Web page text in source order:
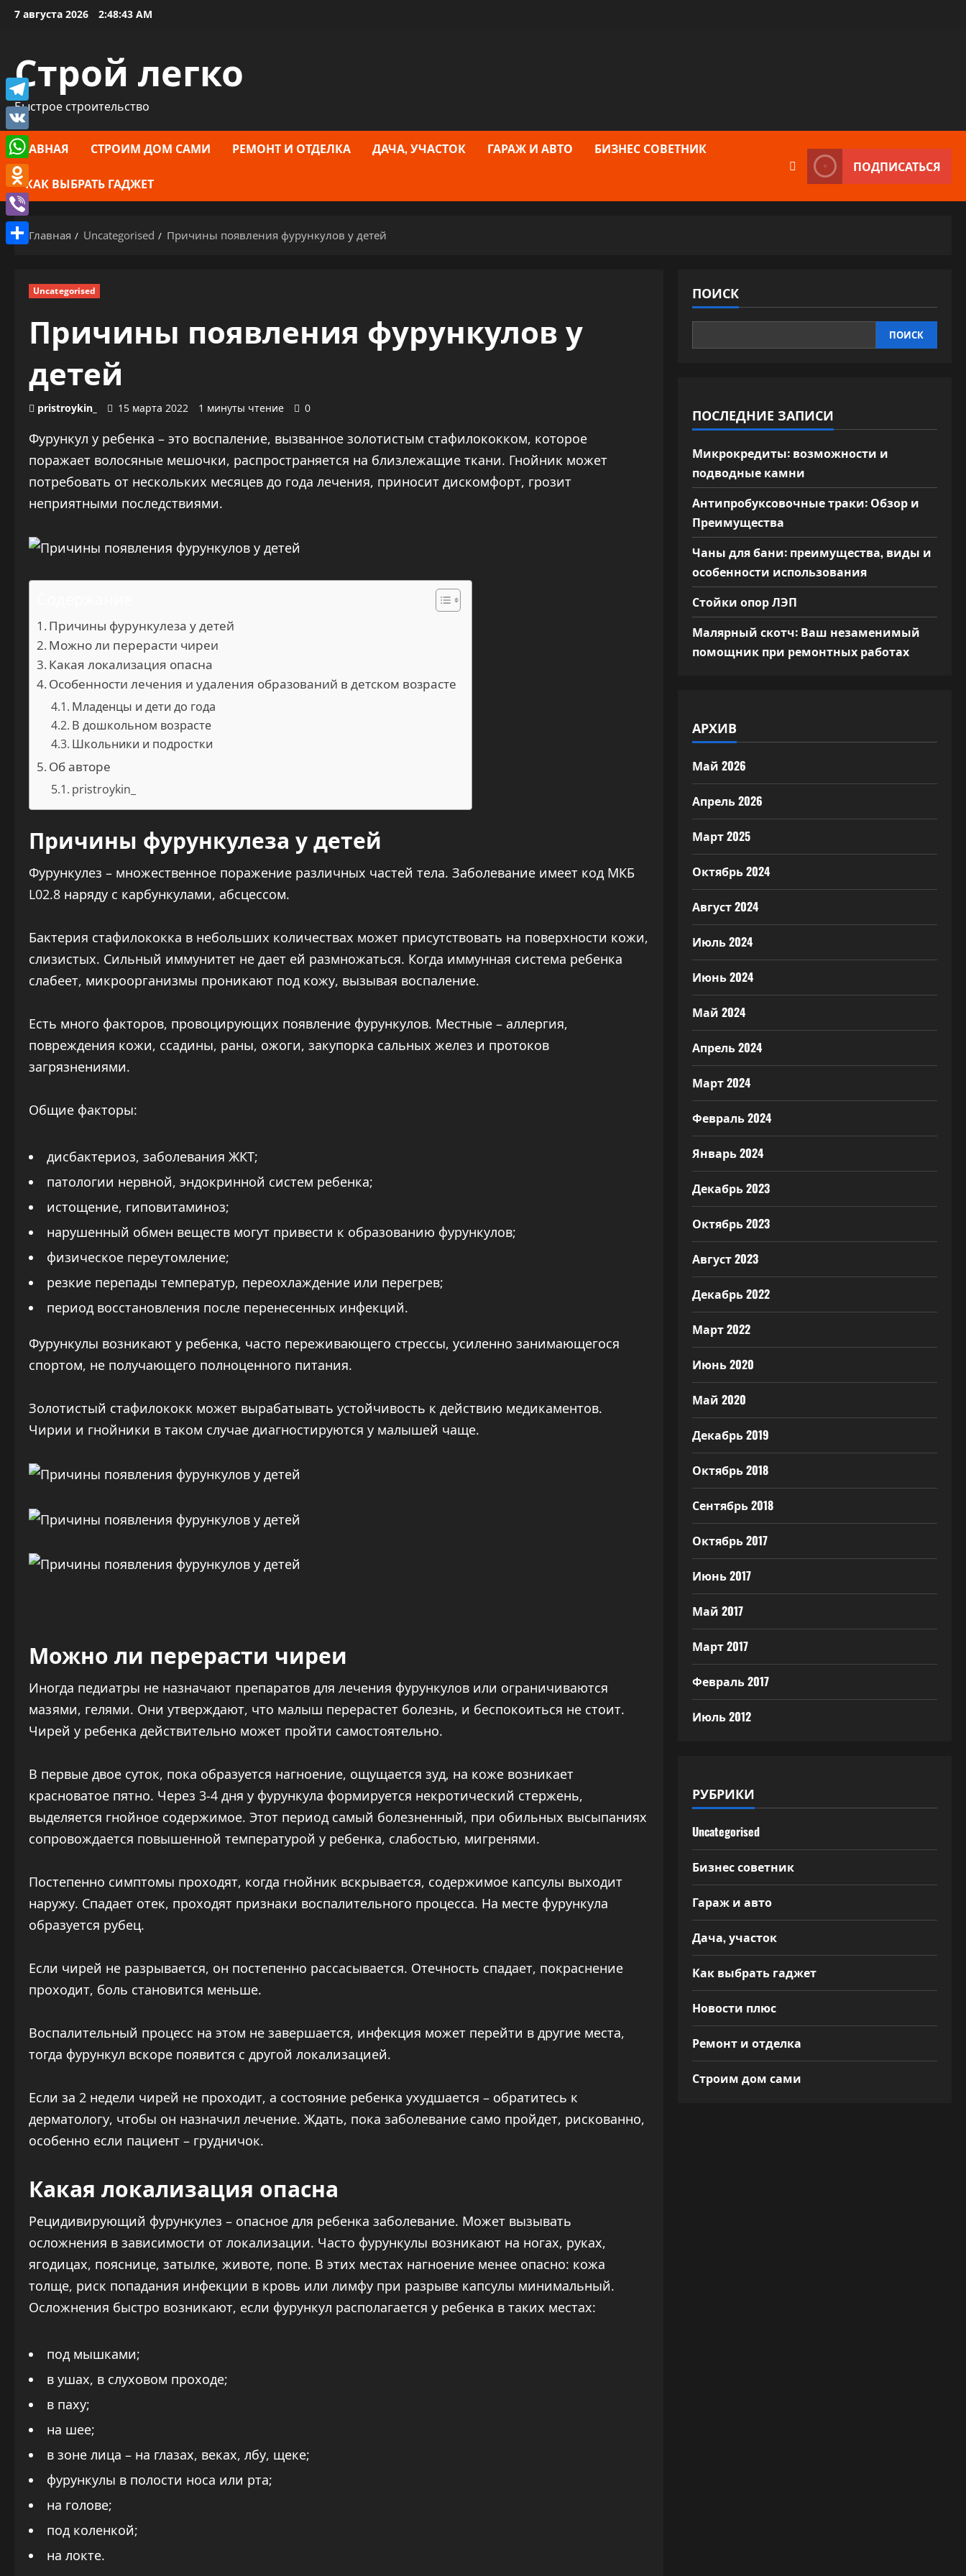
Перейти
7 августа 2026 2:48:44 AM
Строй легко
Быстрое строительство
ГЛАВНАЯ СТРОИМ ДОМ САМИ РЕМОНТ И ОТДЕЛКА ДАЧА, УЧАСТОК ГАРАЖ И АВТО БИЗНЕС СОВЕТНИК
КАК ВЫБРАТЬ ГАДЖЕТ
ПОДПИСАТЬСЯ
Главная Uncategorised Причины появления фурункулов у детей
Uncategorised
Причины появления фурункулов у
детей
pristroykin_ 15 марта 2022 1 минуты чтение 0
Фурункул у ребенка – это воспаление, вызванное золотистым стафилококком, которое
поражает волосяные мешочки, распространяется на близлежащие ткани. Гнойник может
потребовать от нескольких месяцев до года лечения, приносит дискомфорт, грозит
неприятными последствиями.
Причины фурункулеза у детей
Можно ли перерасти чиреи
Какая локализация опасна
Особенности лечения и удаления образований в детском возрасте
Младенцы и дети до года
В дошкольном возрасте
Школьники и подростки
Об авторе
pristroykin_
Причины фурункулеза у детей
Фурункулез – множественное поражение различных частей тела. Заболевание имеет код МКБ
L02.8 наряду с карбункулами, абсцессом.
Бактерия стафилококка в небольших количествах может присутствовать на поверхности кожи,
слизистых. Сильный иммунитет не дает ей размножаться. Когда иммунная система ребенка
слабеет, микроорганизмы проникают под кожу, вызывая воспаление.
Есть много факторов, провоцирующих появление фурункулов. Местные – аллергия,
повреждения кожи, ссадины, раны, ожоги, закупорка сальных желез и протоков
загрязнениями.
Общие факторы:
дисбактериоз, заболевания ЖКТ;
патологии нервной, эндокринной систем ребенка;
истощение, гиповитаминоз;
нарушенный обмен веществ могут привести к образованию фурункулов;
физическое переутомление;
резкие перепады температур, переохлаждение или перегрев;
период восстановления после перенесенных инфекций.
Фурункулы возникают у ребенка, часто переживающего стрессы, усиленно занимающегося
спортом, не получающего полноценного питания.
Золотистый стафилококк может вырабатывать устойчивость к действию медикаментов.
Чирии и гнойники в таком случае диагностируются у малышей чаще.
Можно ли перерасти чиреи
Иногда педиатры не назначают препаратов для лечения фурункулов или ограничиваются
мазями, гелями. Они утверждают, что малыш перерастет болезнь, и беспокоиться не стоит.
Чирей у ребенка действительно может пройти самостоятельно.
В первые двое суток, пока образуется нагноение, ощущается зуд, на коже возникает
красноватое пятно. Через 3-4 дня у фурункула формируется некротический стержень,
выделяется гнойное содержимое. Этот период самый болезненный, при обильных высыпаниях
сопровождается повышенной температурой у ребенка, слабостью, мигренями.
Постепенно симптомы проходят, когда гнойник вскрывается, содержимое капсулы выходит
наружу. Спадает отек, проходят признаки воспалительного процесса. На месте фурункула
образуется рубец.
Если чирей не разрывается, он постепенно рассасывается. Отечность спадает, покраснение
проходит, боль становится меньше.
Воспалительный процесс на этом не завершается, инфекция может перейти в другие места,
тогда фурункул вскоре появится с другой локализацией.
Если за 2 недели чирей не проходит, а состояние ребенка ухудшается – обратитесь к
дерматологу, чтобы он назначил лечение. Ждать, пока заболевание само пройдет, рискованно,
особенно если пациент – грудничок.
Какая локализация опасна
Рецидивирующий фурункулез – опасное для ребенка заболевание. Может вызывать
осложнения в зависимости от локализации. Часто фурункулы возникают на ногах, руках,
ягодицах, пояснице, затылке, животе, попе. В этих местах нагноение менее опасно: кожа
толще, риск попадания инфекции в кровь или лимфу при разрыве капсулы минимальный.
Осложнения быстро возникают, если фурункул располагается у ребенка в таких местах:
под мышками;
в ушах, в слуховом проходе;
в паху;
на шее;
в зоне лица – на глазах, веках, лбу, щеке;
фурункулы в полости носа или рта;
на голове;
под коленкой;
на локте.
ПОИСК
ПОИСК
ПОСЛЕДНИЕ ЗАПИСИ
Микрокредиты: возможности и
подводные камни
Антипробуксовочные траки: Обзор и
Преимущества
Чаны для бани: преимущества, виды и
особенности использования
Стойки опор ЛЭП
Малярный скотч: Ваш незаменимый
помощник при ремонтных работах
АРХИВ
Май 2026
Апрель 2026
Март 2025
Октябрь 2024
Август 2024
Июль 2024
Июнь 2024
Май 2024
Апрель 2024
Март 2024
Февраль 2024
Январь 2024
Декабрь 2023
Октябрь 2023
Август 2023
Декабрь 2022
Март 2022
Июнь 2020
Май 2020
Декабрь 2019
Октябрь 2018
Сентябрь 2018
Октябрь 2017
Июнь 2017
Май 2017
Март 2017
Февраль 2017
Июль 2012
РУБРИКИ
Uncategorised
Бизнес советник
Гараж и авто
Дача, участок
Как выбрать гаджет
Новости плюс
Ремонт и отделка
Строим дом сами
Telegram
VK
WhatsApp
Odnoklassniki
Viber